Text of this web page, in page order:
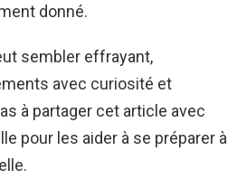
donné.
sembler effrayant,
avec curiosité et
à partager cet article avec
pour les aider à se préparer à